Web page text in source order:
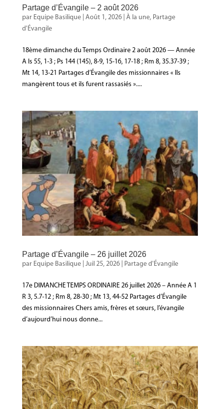
Partage d’Évangile – 2 août 2026
par Equipe Basilique| Août 1, 2026| À la une, Partage
d'Évangile
18ème dimanche du Temps Ordinaire 2 août 2026 — Année
A Is 55, 1-3 ; Ps 144 (145), 8-9, 15-16, 17-18 ; Rm 8, 35.37-39 ;
Mt 14, 13-21 Partages d’Évangile des missionnaires « Ils
mangèrent tous et ils furent rassasiés »....
Partage d’Évangile – 26 juillet 2026
par Equipe Basilique| Juil 25, 2026| Partage d'Évangile
17e DIMANCHE TEMPS ORDINAIRE 26 juillet 2026 – Année A 1
R 3, 5.7-12 ; Rm 8, 28-30 ; Mt 13, 44-52 Partages d’Évangile
des missionnaires Chers amis, frères et sœurs, l’évangile
d’aujourd’hui nous donne...